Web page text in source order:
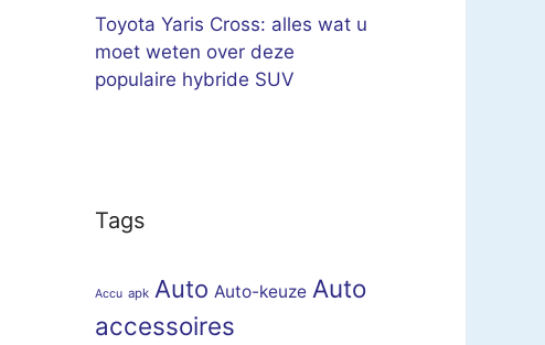
Toyota Yaris Cross: alles wat u
moet weten over deze
populaire hybride SUV
Tags
Accu apk Auto Auto-keuze Auto
accessoires